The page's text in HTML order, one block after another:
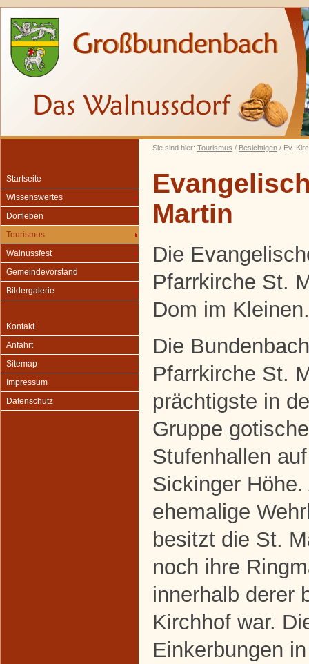
Sie sind hier: Tourismus / Besichtigen / Ev.
Startseite
Wissenswertes
Dorfleben
Tourismus
Walnussfest
Gemeindevorstand
Bildergalerie
Kontakt
Anfahrt
Sitemap
Impressum
Datenschutz
Martin
Die
Pfarrkirche St.
Dom im Kleinen.
Die
Pfarrkirche St.
prächtigste in
Gruppe
Stufenhallen
Sickinger Höhe.
ehemalige
besitzt die St.
noch ihre
innerhalb derer
Kirchhof war.
Einkerbungen